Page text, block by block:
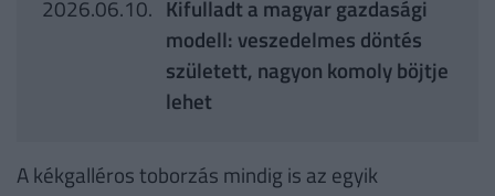
2026.06.10. Kifulladt a magyar gazdasági
modell: veszedelmes döntés
született, nagyon komoly böjtje
lehet
A kékgalléros toborzás mindig is az egyik